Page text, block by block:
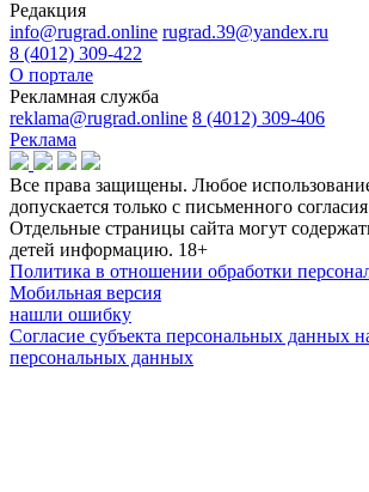
Редакция
info@rugrad.online rugrad.39@yandex.ru
8 (4012) 309-422
О портале
Рекламная служба
reklama@rugrad.online 8 (4012) 309-406
Реклама
Все права защищены. Любое
допускается только с письменного
Отдельные страницы сайта могут
детей информацию. 18+
Политика в отношении обработки
Мобильная версия
нашли ошибку
Согласие субъекта персональных данных
персональных данных